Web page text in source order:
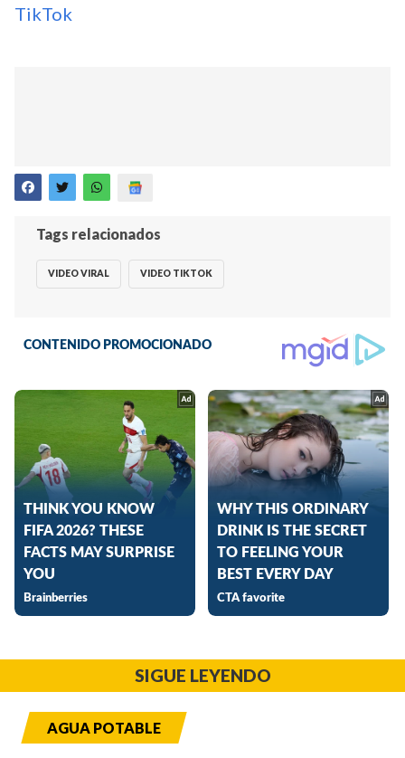
TikTok
Tags relacionados
VIDEO VIRAL VIDEO TIKTOK
SIGUE LEYENDO
AGUA POTABLE